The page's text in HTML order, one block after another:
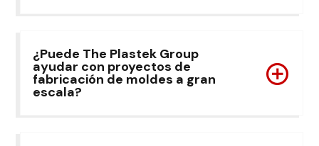
¿Puede The Plastek Group
ayudar con proyectos de
fabricación de moldes a gran
escala?